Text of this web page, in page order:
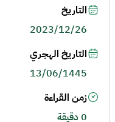
التاريخ
2023/12/26
التاريخ الهجري
13/06/1445
زمن القراءة
0 دقيقة